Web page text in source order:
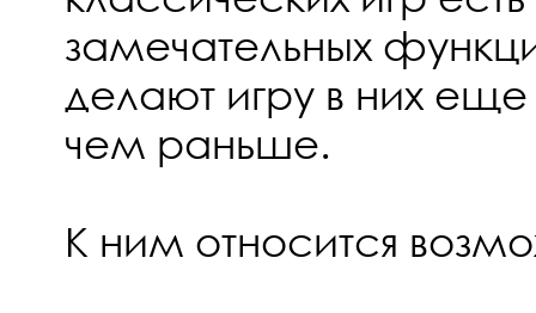
замечательных
делают игру в них
чем раньше.
К ним относится